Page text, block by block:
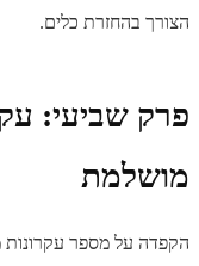
הצורך בהחזרת כלים.
פרק שביעי:
מושלמת
הקפדה על מספר עקרונות